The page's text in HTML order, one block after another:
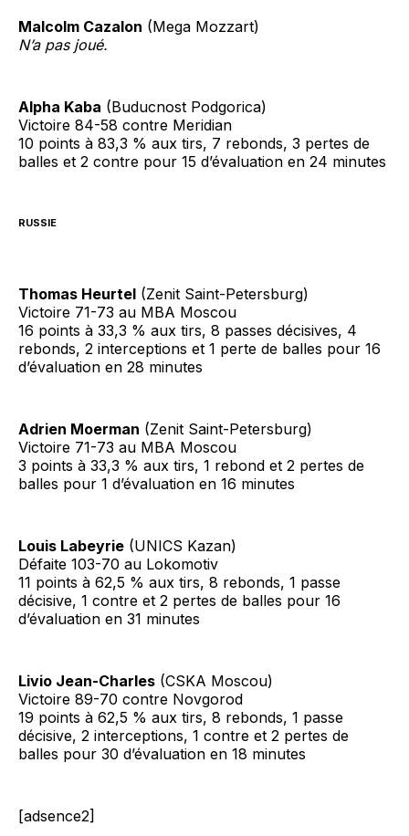
Malcolm Cazalon (Mega Mozzart)
N’a pas joué.
Alpha Kaba (Buducnost Podgorica)
Victoire 84-58 contre Meridian
10 points à 83,3 % aux tirs, 7 rebonds, 3 pertes de
balles et 2 contre pour 15 d’évaluation en 24 minutes
RUSSIE
Thomas Heurtel (Zenit Saint-Petersburg)
Victoire 71-73 au MBA Moscou
16 points à 33,3 % aux tirs, 8 passes décisives, 4
rebonds, 2 interceptions et 1 perte de balles pour 16
d’évaluation en 28 minutes
Adrien Moerman (Zenit Saint-Petersburg)
Victoire 71-73 au MBA Moscou
3 points à 33,3 % aux tirs, 1 rebond et 2 pertes de
balles pour 1 d’évaluation en 16 minutes
Louis Labeyrie (UNICS Kazan)
Défaite 103-70 au Lokomotiv
11 points à 62,5 % aux tirs, 8 rebonds, 1 passe
décisive, 1 contre et 2 pertes de balles pour 16
d’évaluation en 31 minutes
Livio Jean-Charles (CSKA Moscou)
Victoire 89-70 contre Novgorod
19 points à 62,5 % aux tirs, 8 rebonds, 1 passe
décisive, 2 interceptions, 1 contre et 2 pertes de
balles pour 30 d’évaluation en 18 minutes
[adsence2]